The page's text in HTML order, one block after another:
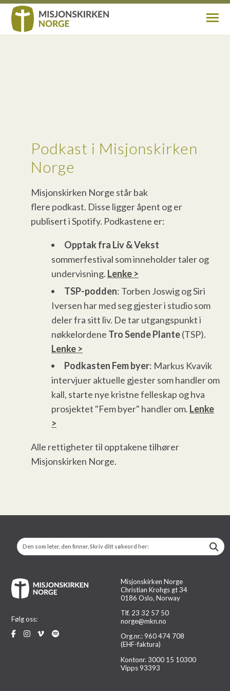
Min side
Kontakt
Gi gave
Podkast i Misjonskirken
Norge
Misjonskirken Norge står bak
flere podkast. Disse ligger åpent og er
publisert i Spotify. Podkastene er:
Opptak fra Liv & Vekst
sommerfestival som inneholder taler og
undervisning. Lenke >
TSP-podden
: Torben Joswig og Siri
Iversen har med seg gjester i studio som
deler fra sitt liv. De tar utgangspunkt i
nøkkelordene
(TSP).
Lenke >
Podkasten Fem byer
intervjuer aktuelle gjester som handler om
kall, starte nye kristne felleskap og hva
prosjektet "Fem byer" handler om. Lenke
>
Alle rettigheter til opptakene tilhører
Misjonskirken Norge.
Misjonskirken Norge
Christian Krohgs gt 34
Tlf. 23 32 57 50
Org.nr.: 960 474 708
Kontonr. 3000 15 10300